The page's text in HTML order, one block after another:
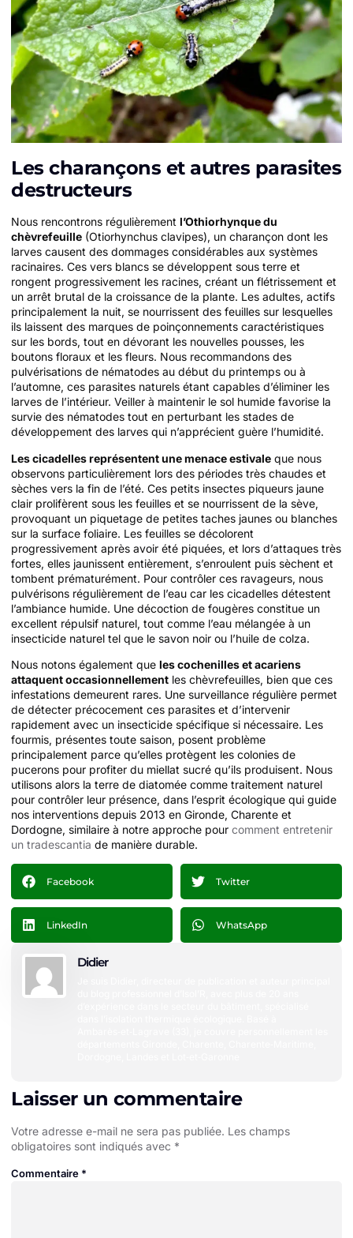
Les charançons et autres parasites
destructeurs
Nous rencontrons régulièrement l’Othiorhynque du
chèvrefeuille (Otiorhynchus clavipes), un charançon dont les
larves causent des dommages considérables aux systèmes
racinaires. Ces vers blancs se développent sous terre et
rongent progressivement les racines, créant un flétrissement et
un arrêt brutal de la croissance de la plante. Les adultes, actifs
principalement la nuit, se nourrissent des feuilles sur lesquelles
ils laissent des marques de poinçonnements caractéristiques
sur les bords, tout en dévorant les nouvelles pousses, les
boutons floraux et les fleurs. Nous recommandons des
pulvérisations de nématodes au début du printemps ou à
l’automne, ces parasites naturels étant capables d’éliminer les
larves de l’intérieur. Veiller à maintenir le sol humide favorise la
survie des nématodes tout en perturbant les stades de
développement des larves qui n’apprécient guère l’humidité.
Les cicadelles représentent une menace estivale que nous
observons particulièrement lors des périodes très chaudes et
sèches vers la fin de l’été. Ces petits insectes piqueurs jaune
clair prolifèrent sous les feuilles et se nourrissent de la sève,
provoquant un piquetage de petites taches jaunes ou blanches
sur la surface foliaire. Les feuilles se décolorent
progressivement après avoir été piquées, et lors d’attaques très
fortes, elles jaunissent entièrement, s’enroulent puis sèchent et
tombent prématurément. Pour contrôler ces ravageurs, nous
pulvérisons régulièrement de l’eau car les cicadelles détestent
l’ambiance humide. Une décoction de fougères constitue un
excellent répulsif naturel, tout comme l’eau mélangée à un
insecticide naturel tel que le savon noir ou l’huile de colza.
Nous notons également que les cochenilles et acariens
attaquent occasionnellement les chèvrefeuilles, bien que ces
infestations demeurent rares. Une surveillance régulière permet
de détecter précocement ces parasites et d’intervenir
rapidement avec un insecticide spécifique si nécessaire. Les
fourmis, présentes toute saison, posent problème
principalement parce qu’elles protègent les colonies de
pucerons pour profiter du miellat sucré qu’ils produisent. Nous
utilisons alors la terre de diatomée comme traitement naturel
pour contrôler leur présence, dans l’esprit écologique qui guide
nos interventions depuis 2013 en Gironde, Charente et
Dordogne, similaire à notre approche pour comment entretenir
un tradescantia de manière durable.
Facebook Twitter
LinkedIn WhatsApp
Didier
Laisser un commentaire
Votre adresse e-mail ne sera pas publiée. Les champs
obligatoires sont indiqués avec *
Commentaire *